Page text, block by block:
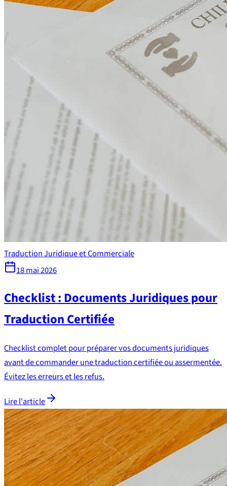
Traduction Juridique et Commerciale
18 mai 2026
Checklist : Documents Juridiques pour
Traduction Certifiée
Checklist complet pour préparer vos documents juridiques
avant de commander une traduction certifiée ou assermentée.
Évitez les erreurs et les refus.
Lire l'article